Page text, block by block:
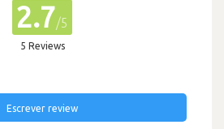
2.7/5
5 Reviews
Escrever review